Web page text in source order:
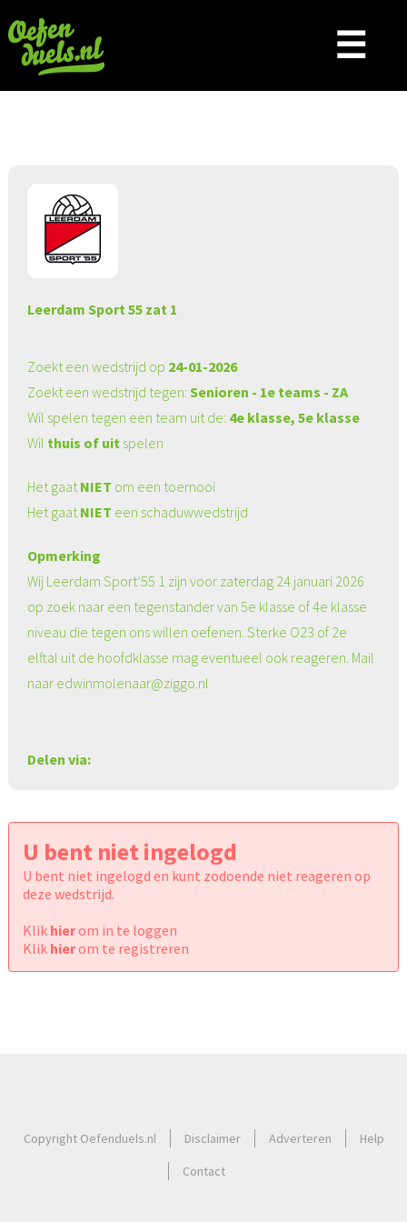
☰
Aangeboden wedstrijd
Leerdam Sport 55 zat 1
Zoekt een wedstrijd op 24-01-2026
Zoekt een wedstrijd tegen:Senioren - 1e teams - ZA
Wil spelen tegen een team uit de: 4e klasse, 5e klasse
Wil thuis of uit spelen
Het gaatNIET om een toernooi
Het gaatNIET een schaduwwedstrijd
Opmerking
Wij Leerdam Sport’55 1 zijn voor zaterdag 24 januari 2026
op zoek naar een tegenstander van 5e klasse of 4e klasse
niveau die tegen ons willen oefenen. Sterke O23 of 2e
elftal uit de hoofdklasse mag eventueel ook reageren. Mail
naar edwinmolenaar@ziggo.nl
Delen via:
U bent niet ingelogd
U bent niet ingelogd en kunt zodoende niet reageren op
deze wedstrijd.
Klik hierom in te loggen
Klik hierom te registreren
Copyright Oefenduels.nl Disclaimer Adverteren
Help
Contact